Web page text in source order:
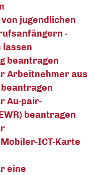
jugendlichen
-
lassen
beantragen
Arbeitnehmer aus
Au-pair-
beantragen
ICT-Karte
eine